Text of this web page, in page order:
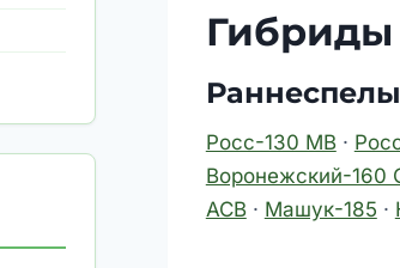
Гибриды
Росс-130 МВ·
Воронежский-160
АСВ· Машук-185 ·